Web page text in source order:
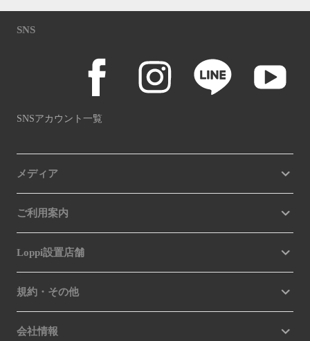
SNS
SNSアカウント一覧
メディア
ご利用案内
Loppi設置店舗
規約・その他
会社情報